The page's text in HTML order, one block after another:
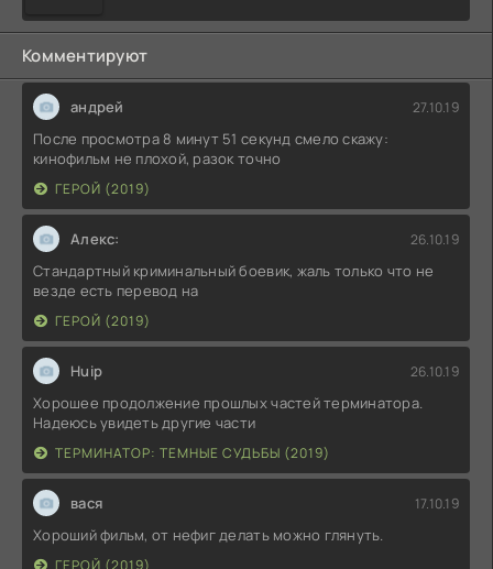
Комментируют
андрей 27.10.19
После просмотра 8 минут 51 секунд смело скажу:
кинофильм не плохой, разок точно
ГЕРОЙ (2019)
Алекс: 26.10.19
Стандартный криминальный боевик, жаль только что не
везде есть перевод на
ГЕРОЙ (2019)
Huip 26.10.19
Хорошее продолжение прошлых частей терминатора.
Надеюсь увидеть другие части
ТЕРМИНАТОР: ТЕМНЫЕ СУДЬБЫ (2019)
вася 17.10.19
Хороший фильм, от нефиг делать можно глянуть.